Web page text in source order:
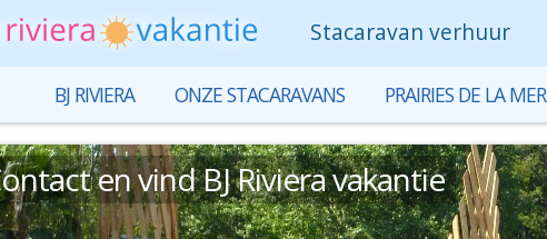
Stacaravan verhuur
BJ RIVIERA ONZE STACARAVANS PRAIRIES DE LA MER
Contact en vind BJ Riviera vakantie